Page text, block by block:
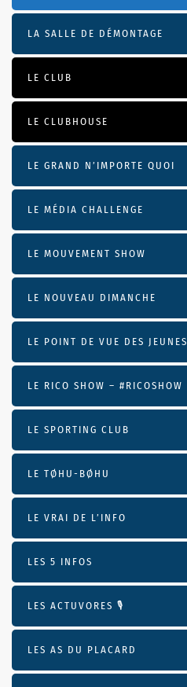
LA SALLE DE DÉMONTAGE
LE CLUB
LE CLUBHOUSE
LE GRAND N’IMPORTE QUOI
LE MÉDIA CHALLENGE
LE MOUVEMENT SHOW
LE NOUVEAU DIMANCHE
LE POINT DE VUE DES JEUNES
LE RICO SHOW – #RICOSHOW
LE SPORTING CLUB
LE TØHU-BØHU
LE VRAI DE L’INFO
LES 5 INFOS
LES ACTUVORES 🎙
LES AS DU PLACARD